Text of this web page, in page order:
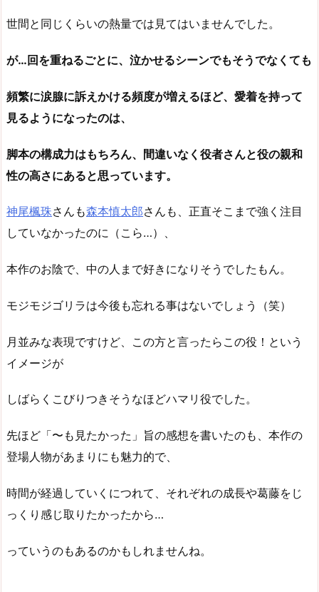
世間と同じくらいの熱量では見てはいませんでした。
が…回を重ねるごとに、泣かせるシーンでもそうでなくても
頻繁に涙腺に訴えかける頻度が増えるほど、愛着を持って
見るようになったのは、
脚本の構成力はもちろん、間違いなく役者さんと役の親和
性の高さにあると思っています。
神尾楓珠さんも森本慎太郎さんも、正直そこまで強く注目
していなかったのに（こら…）、
本作のお陰で、中の人まで好きになりそうでしたもん。
モジモジゴリラは今後も忘れる事はないでしょう（笑）
月並みな表現ですけど、この方と言ったらこの役！という
イメージが
しばらくこびりつきそうなほどハマリ役でした。
先ほど「〜も見たかった」旨の感想を書いたのも、本作の
登場人物があまりにも魅力的で、
時間が経過していくにつれて、それぞれの成長や葛藤をじ
っくり感じ取りたかったから…
っていうのもあるのかもしれませんね。